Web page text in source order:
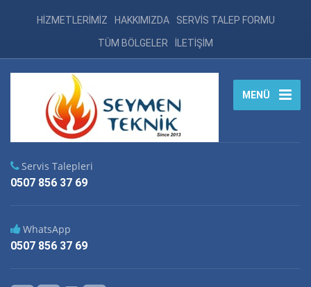
HİZMETLERİMİZ HAKKIMIZDA SERVİS TALEP FORMU
TÜM BÖLGELER İLETİŞİM
MENÜ
Servis Talepleri
0507 856 37 69
WhatsApp
0507 856 37 69